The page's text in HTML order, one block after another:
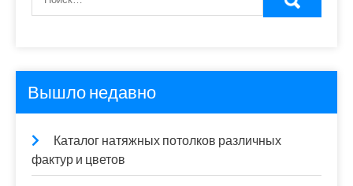
Вышло недавно
Каталог натяжных потолков различных
фактур и цветов